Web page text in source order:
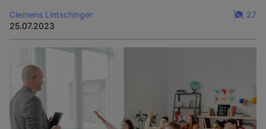
Clemens Lintschinger
25.07.2023
27